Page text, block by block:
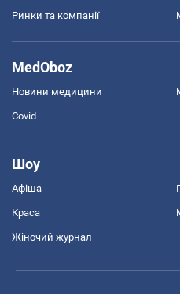
Ринки та компанії
MedOboz
Новини медицини
Covid
Шоу
Афіша
Краса
Жіночий журнал